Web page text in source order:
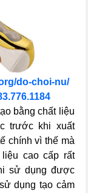
do-choi-nu/
bằng chất liệu
trước khi xuất
chính vì thế mà
cao cấp rất
sử dụng được
dụng tạo cảm